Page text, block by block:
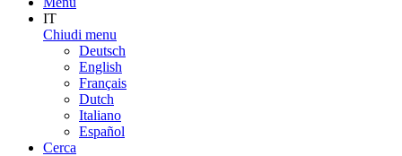
IT
Chiudi menu
Deutsch
English
Français
Dutch
Italiano
Español
Cerca